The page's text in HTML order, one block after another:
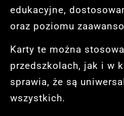
edukacyjne,
oraz poziomu
Karty te można
przedszkolach, jak i w
sprawia, że są
wszystkich.